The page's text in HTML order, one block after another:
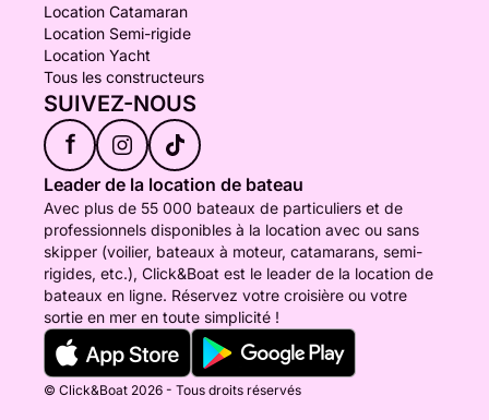
Location Catamaran
Location Semi-rigide
Location Yacht
Tous les constructeurs
SUIVEZ-NOUS
f
Leader de la location de bateau
Avec plus de 55 000 bateaux de particuliers et de
professionnels disponibles à la location avec ou sans
skipper (voilier, bateaux à moteur, catamarans, semi-
rigides, etc.), Click&Boat est le leader de la location de
bateaux en ligne. Réservez votre croisière ou votre
sortie en mer en toute simplicité !
© Click&Boat 2026 - Tous droits réservés